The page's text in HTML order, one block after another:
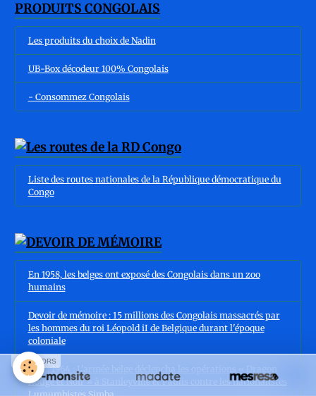
PRODUITS CONGOLAIS
Les produits du choix de Nadin
UB-Box décodeur 100% Congolais
- Consommez Congolais
Liste des routes nationales de la République démocratique du
Congo
En 1958, les belges ont exposé des Congolais dans un zoo
humains
Devoir de mémoire : 15 millions des Congolais massacrés par
les hommes du roi Léopold iI de Belgique durant l'époque
coloniale
RDC, 1964 : L'armée belge déclencha les opérations « Dragon
Rouge et Noir » à Stanleyville et Paulis contre les nationalistes
SPONSORS